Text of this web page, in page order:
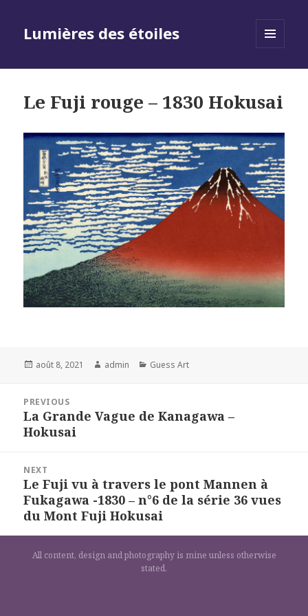
Lumières des étoiles
Le Fuji rouge – 1830 Hokusai
Posted
août 8, 2021 Author
admin Categories
Guess Art
l’article
PREVIOUS
Previous
post:
La Grande Vague de Kanagawa –
Hokusai
NEXT
Next
post:
Le Fuji vu à travers le pont Mannen à
Fukagawa -1830 – n°6 de la série 36 vues
du Mont Fuji Hokusai
All content, design and photography is mine unless otherwise
stated.